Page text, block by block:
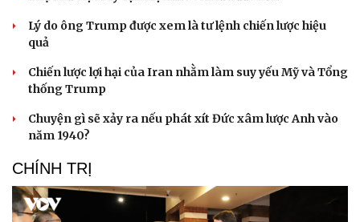
Lý do ông Trump được xem là tư lệnh chiến lược hiệu
quả
Chiến lược lợi hại của Iran nhằm làm suy yếu Mỹ và Tổng
thống Trump
Chuyện gì sẽ xảy ra nếu phát xít Đức xâm lược Anh vào
năm 1940?
CHÍNH TRỊ